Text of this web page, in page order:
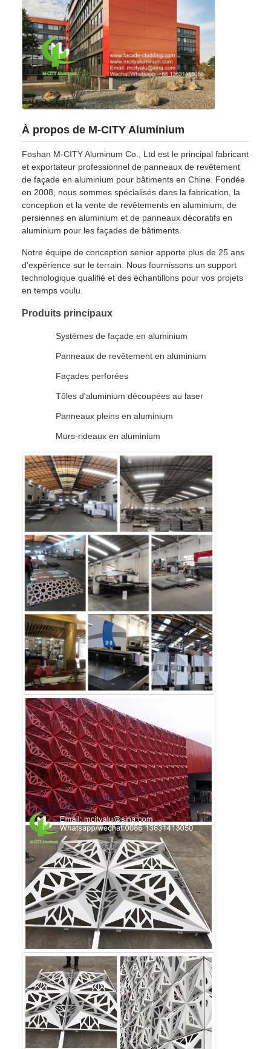
À propos de M-CITY Aluminium
Foshan M-CITY Aluminum Co., Ltd est le principal fabricant
et exportateur professionnel de panneaux de revêtement
de façade en aluminium pour bâtiments en Chine. Fondée
en 2008, nous sommes spécialisés dans la fabrication, la
conception et la vente de revêtements en aluminium, de
persiennes en aluminium et de panneaux décoratifs en
aluminium pour les façades de bâtiments.
Notre équipe de conception senior apporte plus de 25 ans
d'expérience sur le terrain. Nous fournissons un support
technologique qualifié et des échantillons pour vos projets
en temps voulu.
Produits principaux
Systèmes de façade en aluminium
Panneaux de revêtement en aluminium
Façades perforées
Tôles d'aluminium découpées au laser
Panneaux pleins en aluminium
Murs-rideaux en aluminium